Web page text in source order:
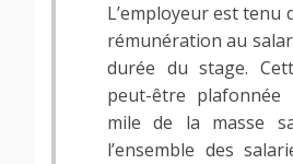
L’employeur est tenu
rémunération au
durée du stage.
peut-être
mile de la masse
l’ensemble des